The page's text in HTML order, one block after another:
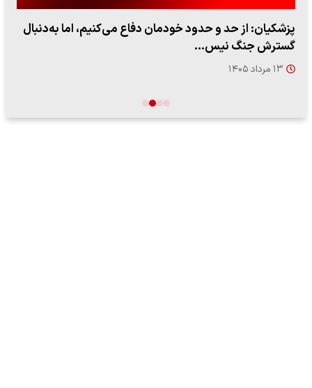
پزشکیان: از حد و حدود خودمان دفاع می‌کنیم، اما به‌دنبال
گسترش جنگ نیس…
۱۳ مرداد ۱۴۰۵